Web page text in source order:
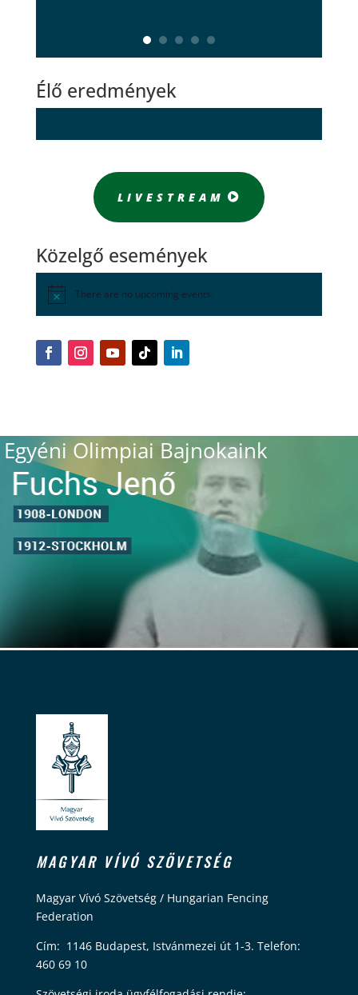
Élő eredmények
LIVESTREAM
Közelgő események
There are no upcoming events.
Egyéni Olimpiai Bajnokaink
MAGYAR VÍVÓ SZÖVETSÉG
Magyar Vívó Szövetség / Hungarian Fencing
Federation
Cím: 1146 Budapest, Istvánmezei út 1-3. Telefon:
460 69 10